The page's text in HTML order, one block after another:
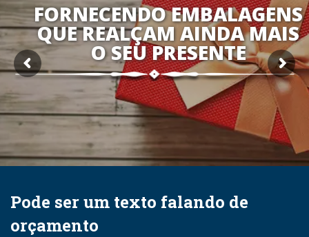
FORNECENDO EMBALAGENS
QUE REALÇAM AINDA MAIS
O SEU PRESENTE
Pode ser um texto falando de
orçamento